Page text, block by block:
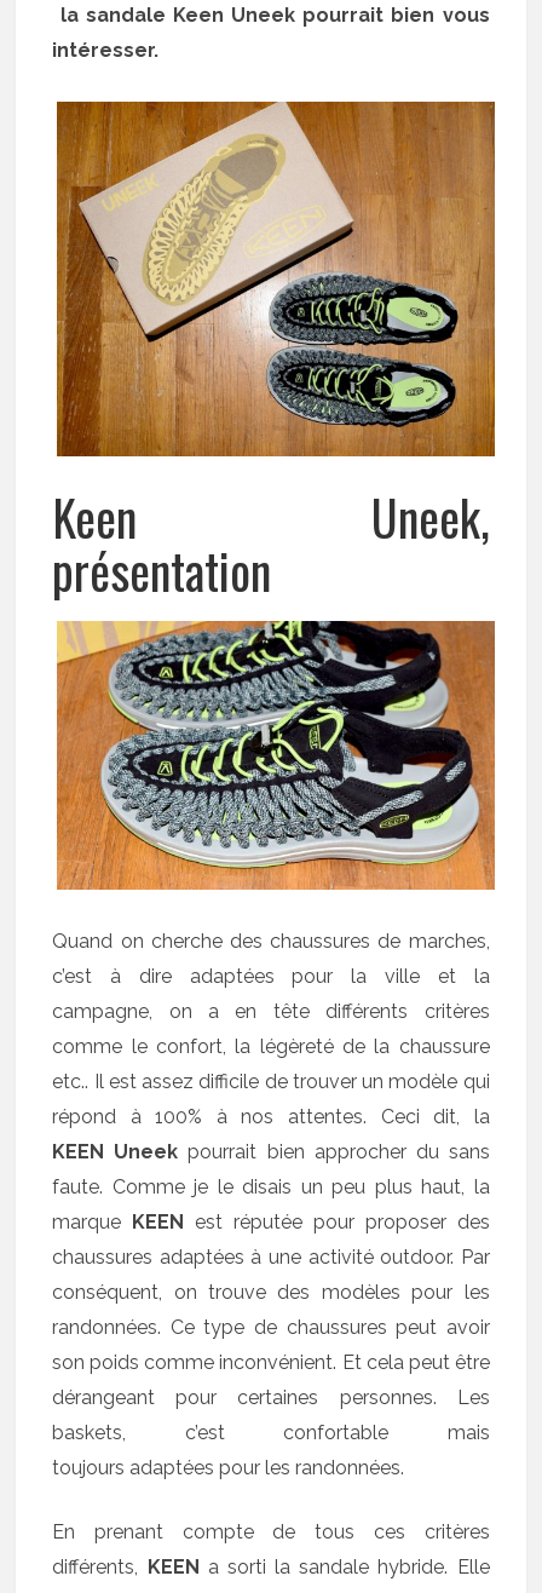
la sandale Keen Uneek pourrait bien vous
intéresser.
Keen Uneek,
présentation
Quand on cherche des chaussures de marches,
c’est à dire adaptées pour la ville et la
campagne, on a en tête différents critères
comme le confort, la légèreté de la chaussure
etc.. Il est assez difficile de trouver un modèle qui
répond à 100% à nos attentes. Ceci dit, la
KEEN Uneek pourrait bien approcher du sans
faute. Comme je le disais un peu plus haut, la
marque
KEEN
est réputée pour proposer des
chaussures adaptées à une activité outdoor. Par
conséquent, on trouve des modèles pour les
randonnées. Ce type de chaussures peut avoir
son poids comme inconvénient. Et cela peut être
dérangeant pour certaines personnes. Les
baskets, c’est confortable mais
toujours adaptées pour les randonnées.
En prenant compte de tous ces critères
différents,
KEEN a sorti la sandale hybride. Elle